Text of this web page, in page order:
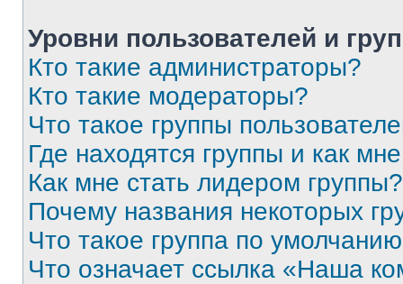
Уровни пользователей и
Кто такие администраторы?
Кто такие модераторы?
Что такое группы
Где находятся группы и как
Как мне стать лидером группы?
Почему названия некоторых
Что такое группа по
Что означает ссылка «Наша